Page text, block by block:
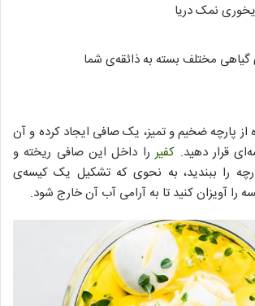
نمک دریا
گیاهی مختلف بسته به ذائقه‌ی شما
از پارچه‌ ضخیم و تمیز، یک صافی ایجاد کرده و آن
قرار دهید. کفیررا داخل این صافی ریخته و
را ببندید، به نحوی که تشکیل یک کیسه‌ی
را آویزان کنید تا به آرامی آب آن خارج شود.